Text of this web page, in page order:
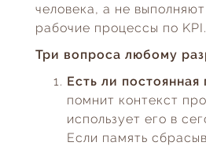
человека, а не
рабочие процессы по KPI.
Три вопроса любому
Есть ли постоянная
помнит контекст
использует его в
Если память